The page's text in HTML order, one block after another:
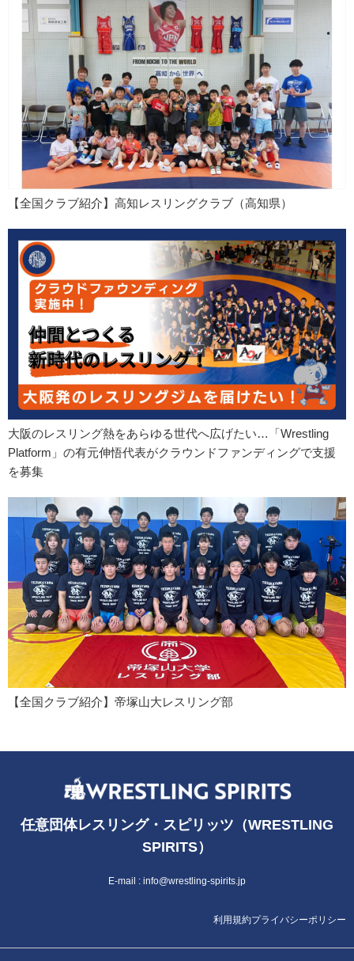
【全国クラブ紹介】高知レスリングクラブ（高知県）
大阪のレスリング熱をあらゆる世代へ広げたい…「Wrestling
Platform」の有元伸悟代表がクラウンドファンディングで支援
を募集
【全国クラブ紹介】帝塚山大レスリング部
任意団体レスリング・スピリッツ（WRESTLING
SPIRITS）
E-mail : info@wrestling-spirits.jp
利用規約プライバシーポリシー